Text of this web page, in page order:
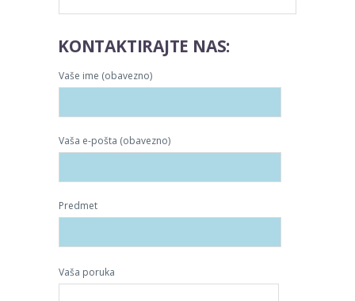
KONTAKTIRAJTE NAS:
Vaše ime (obavezno)
Vaša e-pošta (obavezno)
Predmet
Vaša poruka